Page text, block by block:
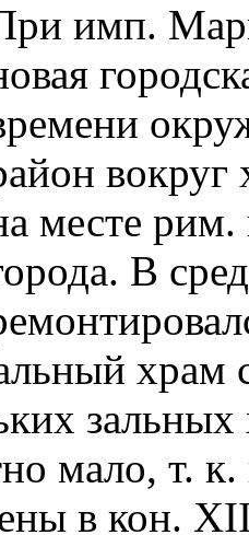
имп.
вокруг
месте
В
храм
мало, т.
в кон.